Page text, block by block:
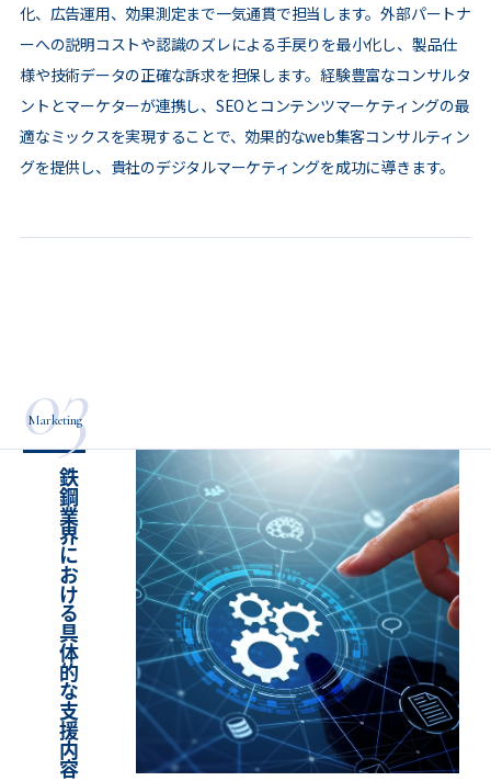
化、広告運用、効果測定まで一気通貫で担当します。外部パートナ
ーへの説明コストや認識のズレによる手戻りを最小化し、製品仕
様や技術データの正確な訴求を担保します。経験豊富なコンサルタ
ントとマーケターが連携し、SEOとコンテンツマーケティングの最
適なミックスを実現することで、効果的なweb集客コンサルティン
グを提供し、貴社のデジタルマーケティングを成功に導きます。
03
Marketing
鉄鋼業界における具体的な支援内容